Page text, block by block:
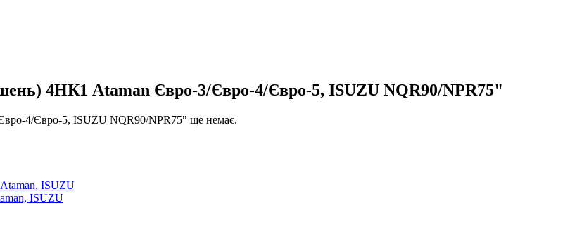
4НК1 Ataman Євро-3/Євро-4/Євро-5, ISUZU NQR90/NPR75"
4/Євро-5, ISUZU NQR90/NPR75" ще немає.
ISUZU